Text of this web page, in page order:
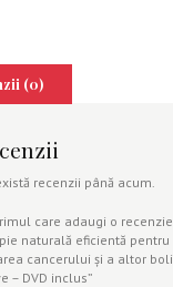
(0)
recenzii până acum.
care adaugi o recenzie
naturală eficientă pentru
cancerului şi a altor boli
– DVD inclus”